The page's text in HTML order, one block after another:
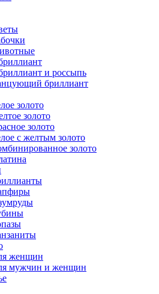
и россыпь
бриллиант
золото
золото
золото
с желтым золото
золото
женщин
мужчин и женщин